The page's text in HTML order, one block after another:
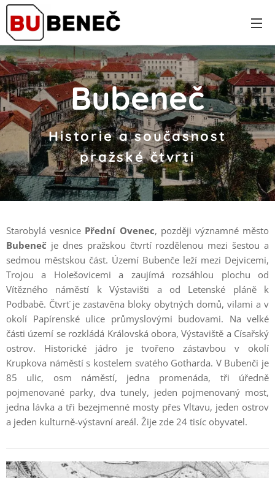
Bubeneč
Historie a současnost
pražskéčtvrti
Starobylá vesnice Přední Ovenec, později významné město
Bubeneč je dnes pražskou čtvrtí rozdělenou mezi šestou a
sedmou městskou část. Území Bubenče leží mezi Dejvicemi,
Trojou a Holešovicemi a zaujímá rozsáhlou plochu od
Vítězného náměstí k Výstavišti a od Letenské pláně k
Podbabě. Čtvrť je zastavěna bloky obytných domů, vilami a v
okolí Papírenské ulice průmyslovými budovami. Na velké
části území se rozkládá Královská obora, Výstaviště a Císařský
ostrov. Historické jádro je tvořeno zástavbou v okolí
Krupkova náměstí s kostelem svatého Gotharda. V Bubenči je
85 ulic, osm náměstí, jedna promenáda, tři úředně
pojmenované parky, dva tunely, jeden pojmenovaný most,
jedna lávka a tři bezejmenné mosty přes Vltavu, jeden ostrov
a jeden kulturně-výstavní areál. Žije zde 24 tisíc obyvatel.